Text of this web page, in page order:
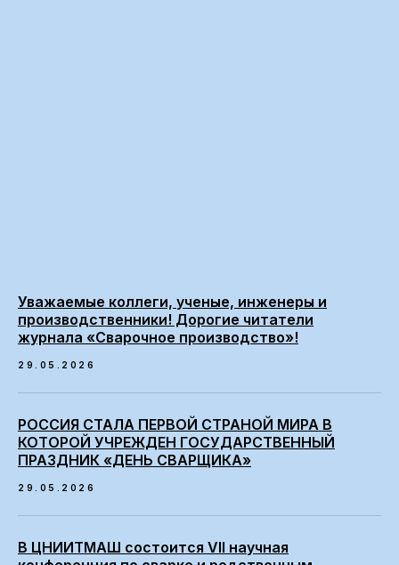
Уважаемые коллеги, ученые, инженеры и
производственники! Дорогие читатели
журнала «Сварочное производство»!
29.05.2026
РОССИЯ СТАЛА ПЕРВОЙ СТРАНОЙ МИРА В
КОТОРОЙ УЧРЕЖДЕН ГОСУДАРСТВЕННЫЙ
ПРАЗДНИК «ДЕНЬ СВАРЩИКА»
29.05.2026
В ЦНИИТМАШ состоится VII научная